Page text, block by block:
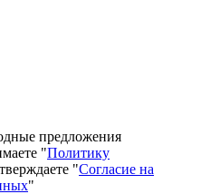
предложения
"Политику
"Согласие на
"